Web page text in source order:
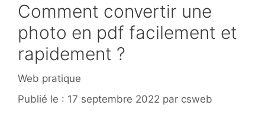
Comment convertir une
photo en pdf facilement et
rapidement ?
Catégories
Web pratique
17 septembre 2022 par csweb